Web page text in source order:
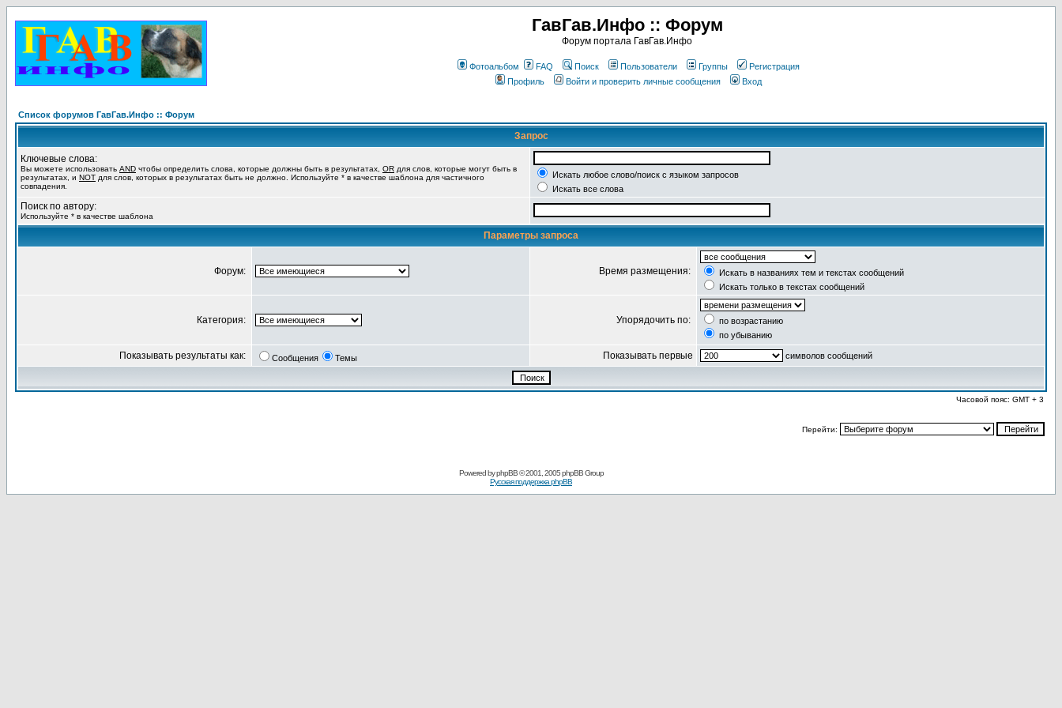
ГавГав.Инфо :: Форум
Форум портала ГавГав.Инфо
Фотоальбом FAQ Поиск Пользователи Группы
Регистрация
Профиль
Войти и проверить личные сообщения Вход
Список форумов ГавГав.Инфо :: Форум
Запрос
Ключевые слова:
Вы можете использовать AND чтобы определить слова, которые должны быть в результатах, OR для слов, которые могут быть в
результатах, и NOT для слов, которых в результатах быть не должно. Используйте * в качестве шаблона для частичного
совпадения.
Искать любое слово/поиск с языком запросов
Искать все слова
Поиск по автору:
Используйте * в качестве шаблона
Параметры запроса
Форум: Время размещения:
Искать в названиях тем и текстах сообщений
Искать только в текстах сообщений
Категория: Упорядочить по:
по возрастанию
по убыванию
Показывать результаты как: Сообщения Темы Показывать первые символов сообщений
Часовой пояс: GMT + 3
Перейти:
Powered byphpBB© 2001, 2005 phpBB Group
Русская поддержка phpBB